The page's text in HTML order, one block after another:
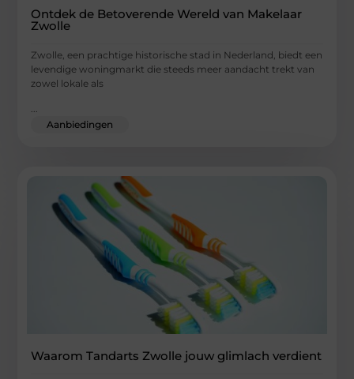
Ontdek de Betoverende Wereld van Makelaar
Zwolle
Zwolle, een prachtige historische stad in Nederland, biedt een
levendige woningmarkt die steeds meer aandacht trekt van
zowel lokale als
...
Aanbiedingen
Waarom Tandarts Zwolle jouw glimlach verdient